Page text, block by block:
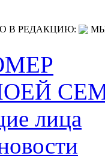
В РЕДАКЦИЮ:
лица